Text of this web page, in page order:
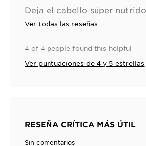
Ver todas las reseñas
4 of 4 people found this helpful
Ver puntuaciones de 4 y 5 estrellas
RESEÑA CRÍTICA MÁS ÚTIL
Sin comentarios